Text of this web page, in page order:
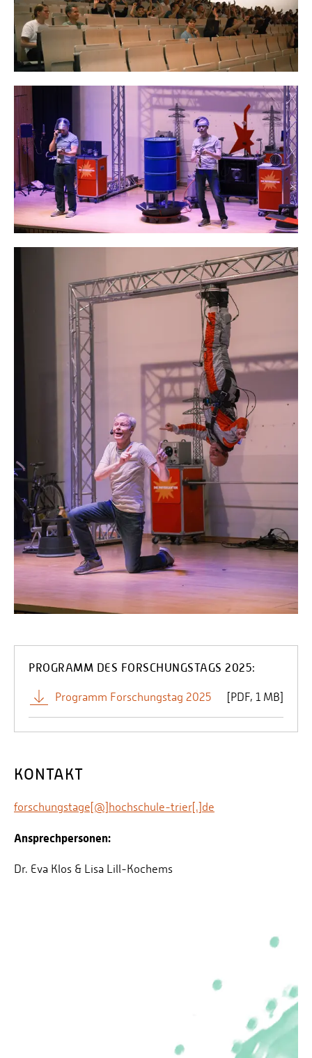
PROGRAMM DES FORSCHUNGSTAGS 2025:
Programm Forschungstag 2025 [PDF 1 MB]
KONTAKT
forschungstage[@]hochschule-trier[.]de
Ansprechpersonen:
Dr. Eva Klos & Lisa Lill-Kochems